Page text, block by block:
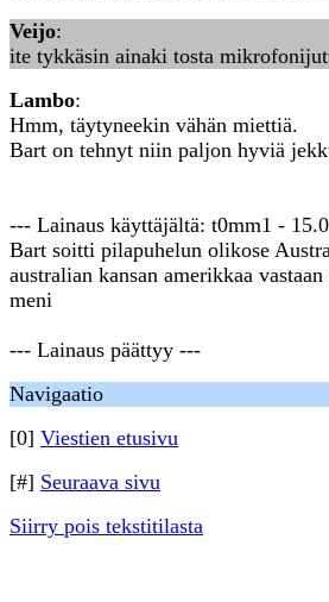
Veijo:
ite tykkäsin ainaki tosta
Lambo:
Hmm, täytyneekin vähän miettiä.
Bart on tehnyt niin paljon hyviä
--- Lainaus käyttäjältä: t0mm1 -
Bart soitti pilapuhelun olikose
australian kansan amerikkaa
meni
--- Lainaus päättyy ---
Navigaatio
[0] Viestien etusivu
[#] Seuraava sivu
Siirry pois tekstitilasta